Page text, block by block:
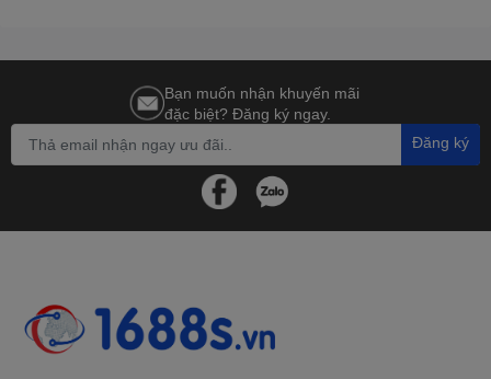
Bạn muốn nhận khuyến mãi
đặc biệt? Đăng ký ngay.
Đăng ký